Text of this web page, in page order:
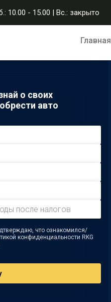
10.00 - 15.00 | Вс.: закрыто
Главная
о своих
авто
что ознакомился/
конфиденциальности RKG